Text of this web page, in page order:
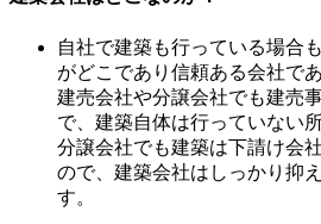
自社で建築も行っている場合
がどこであり信頼ある会社で
建売会社や分譲会社でも建売
で、建築自体は行っていない
分譲会社でも建築は下請け会
ので、建築会社はしっかり抑
す。